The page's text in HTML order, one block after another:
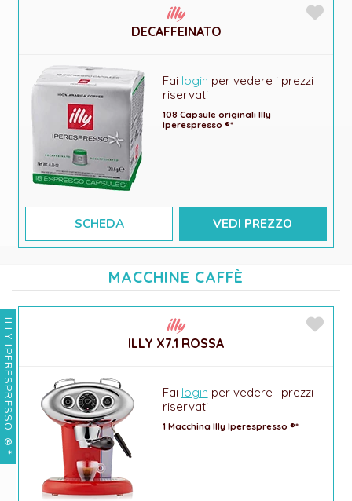
DECAFFEINATO
Fai login per vedere i prezzi
riservati
108 Capsule originali Illy
Iperespresso ®*
SCHEDA VEDI PREZZO
MACCHINE CAFFÈ
ILLY IPERESPRESSO
®*
ILLY X7.1 ROSSA
Fai login per vedere i prezzi
riservati
1 Macchina Illy Iperespresso ®*